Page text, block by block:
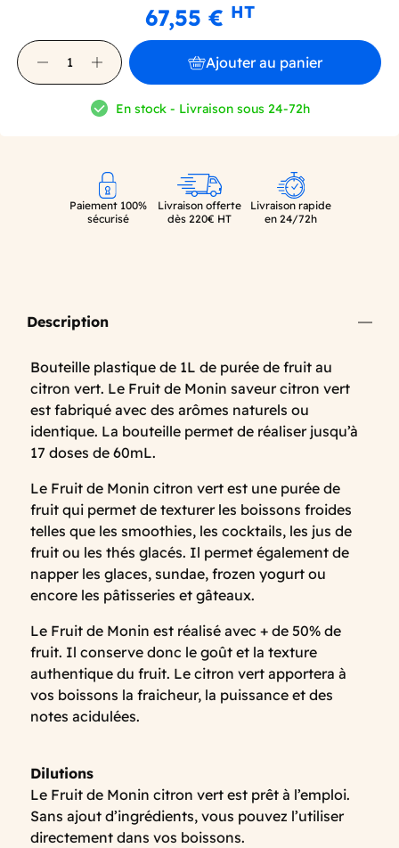
67,55 € HT
Ajouter au panier
En stock - Livraison sous 24-72h
Paiement 100%
sécurisé
Livraison offerte
dès 220€ HT
Livraison rapide
en 24/72h
Description
Bouteille plastique de 1L de purée de fruit au
citron vert. Le Fruit de Monin saveur citron vert
est fabriqué avec des arômes naturels ou
identique. La bouteille permet de réaliser jusqu’à
17 doses de 60mL.
Le Fruit de Monin citron vert est une purée de
fruit qui permet de texturer les boissons froides
telles que les smoothies, les cocktails, les jus de
fruit ou les thés glacés. Il permet également de
napper les glaces, sundae, frozen yogurt ou
encore les pâtisseries et gâteaux.
Le Fruit de Monin est réalisé avec + de 50% de
fruit. Il conserve donc le goût et la texture
authentique du fruit. Le citron vert apportera à
vos boissons la fraicheur, la puissance et des
notes acidulées.
Dilutions
Le Fruit de Monin citron vert est prêt à l’emploi.
Sans ajout d’ingrédients, vous pouvez l’utiliser
directement dans vos boissons.